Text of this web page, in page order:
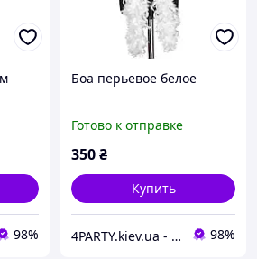
98%
Боа перьевое белое
Готово к отправке
350₴
Купить
4PARTY.kiev.ua - Все для праздника 98%